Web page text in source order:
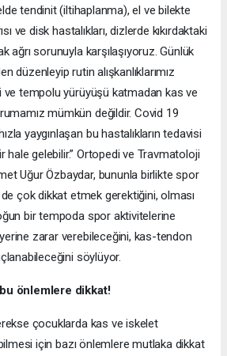
tendinit (iltihaplanma), el ve bilekte
ve disk hastalıkları, dizlerde kıkırdaktaki
ağrı sorunuyla karşılaşıyoruz. Günlük
düzenleyip rutin alışkanlıklarımız
ve tempolu yürüyüşü katmadan kas ve
mümkün değildir. Covid 19
yaygınlaşan bu hastalıkların tedavisi
hale gelebilir.” Ortopedi ve Travmatoloji
Uğur Özbaydar, bununla birlikte spor
çok dikkat etmek gerektiğini, olması
bir tempoda spor aktivitelerine
zarar verebileceğini, kas-tendon
söylüyor.
önlemlere dikkat!
çocuklarda kas ve iskelet
için bazı önlemlere mutlaka dikkat